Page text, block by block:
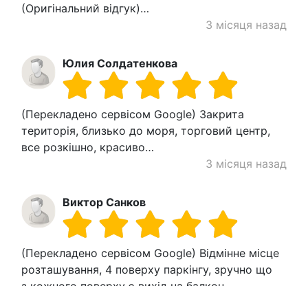
(Оригінальний відгук)…
3 місяця назад
Юлия Солдатенкова
(Перекладено сервісом Google) Закрита
територія, близько до моря, торговий центр,
все розкішно, красиво…
3 місяця назад
Виктор Санков
(Перекладено сервісом Google) Відмінне місце
розташування, 4 поверху паркінгу, зручно що